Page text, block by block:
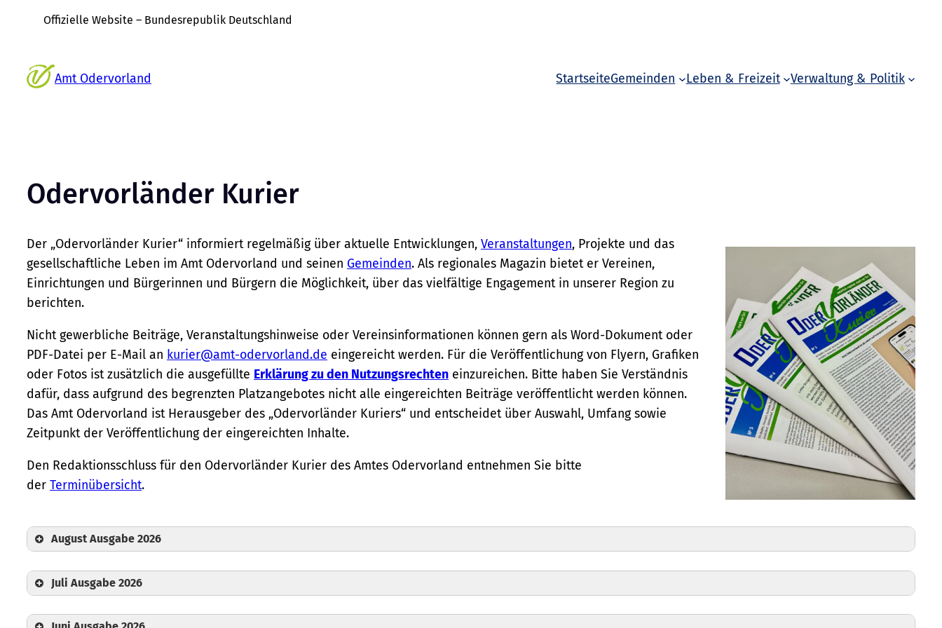
Offizielle Website – Bundesrepublik Deutschland
Inhalt
springen Amt Odervorland StartseiteGemeinden Leben & Freizeit Verwaltung & Politik
Odervorländer Kurier
Der „Odervorländer Kurier“ informiert regelmäßig über aktuelle Entwicklungen, Veranstaltungen, Projekte und das
gesellschaftliche Leben im Amt Odervorland und seinen Gemeinden. Als regionales Magazin bietet er Vereinen,
Einrichtungen und Bürgerinnen und Bürgern die Möglichkeit, über das vielfältige Engagement in unserer Region zu
berichten.
Nicht gewerbliche Beiträge, Veranstaltungshinweise oder Vereinsinformationen können gern als Word-Dokument oder
PDF-Datei per E-Mail an kurier@amt-odervorland.de eingereicht werden. Für die Veröffentlichung von Flyern, Grafiken
oder Fotos ist zusätzlich die ausgefüllte Erklärung zu den Nutzungsrechteneinzureichen. Bitte haben Sie Verständnis
dafür, dass aufgrund des begrenzten Platzangebotes nicht alle eingereichten Beiträge veröffentlicht werden können.
Das Amt Odervorland ist Herausgeber des „Odervorländer Kuriers“ und entscheidet über Auswahl, Umfang sowie
Zeitpunkt der Veröffentlichung der eingereichten Inhalte.
Den Redaktionsschluss für den Odervorländer Kurier des Amtes Odervorland entnehmen Sie bitte
der Terminübersicht.
August Ausgabe 2026
Juli Ausgabe 2026